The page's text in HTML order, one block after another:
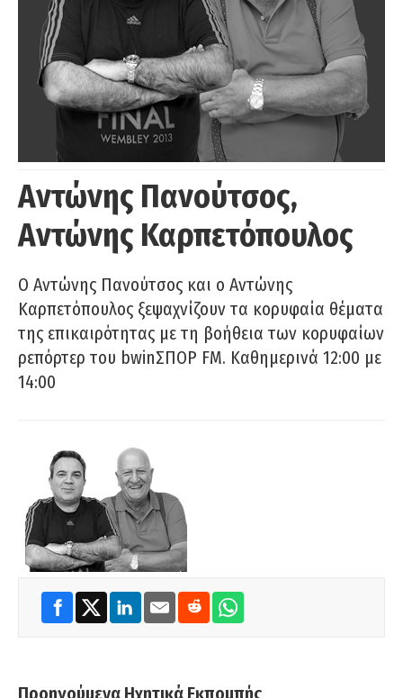
Αντώνης Πανούτσος,
Αντώνης Καρπετόπουλος
Ο Αντώνης Πανούτσος και ο Αντώνης
Καρπετόπουλος ξεψαχνίζουν τα κορυφαία θέματα
της επικαιρότητας με τη βοήθεια των κορυφαίων
ρεπόρτερ του bwinΣΠΟΡ FM. Καθημερινά 12:00 με
14:00
Προηγούμενα Ηχητικά Εκπομπής